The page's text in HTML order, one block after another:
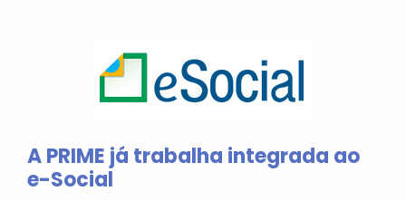
A PRIME já trabalha integrada ao
e-Social